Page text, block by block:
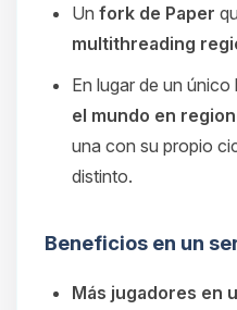
Un fork de Paper
multithreading
En lugar de un único
el mundo en
una con su propio
distinto.
Beneficios en un
Más jugadores en